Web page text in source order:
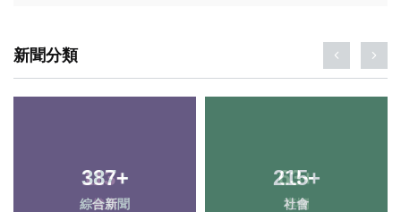
新聞分類
387+
綜合新聞
215+
社會
113+
健康
63+
專欄